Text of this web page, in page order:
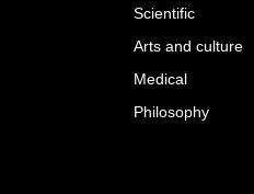
Scientific
Arts and culture
Medical
Philosophy